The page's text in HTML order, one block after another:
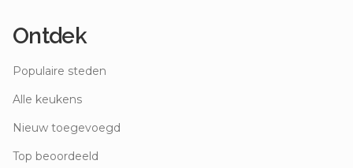
Ontdek
Populaire steden
Alle keukens
Nieuw toegevoegd
Top beoordeeld